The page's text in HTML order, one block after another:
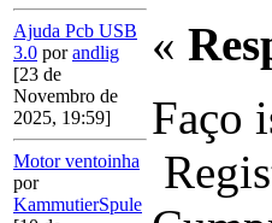
Ajuda Pcb USB
3.0 porandlig
[23 de
Novembro de
2025, 19:59]
Motor ventoinha
por
KammutierSpule
«
Faço